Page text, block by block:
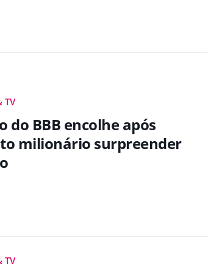
TV
do BBB encolhe após
milionário surpreender
TV